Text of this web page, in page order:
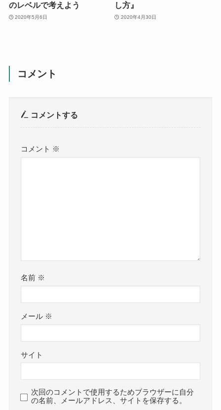
のレベルで考えよう
2020年5月6日
し方』
2020年4月30日
コメント
コメントする
コメント ※
名前 ※
メール ※
サイト
次回のコメントで使用するためブラウザーに自分
の名前、メールアドレス、サイトを保存する。